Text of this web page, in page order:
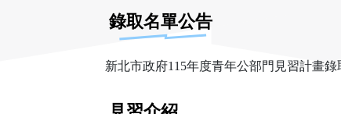
錄取名單公告
新北市政府115年度青年公部門見習計畫錄